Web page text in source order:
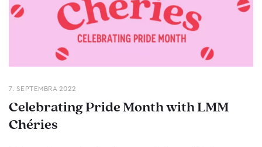
7. SEPTEMBRA 2022
Celebrating Pride Month with LMM
Chéries